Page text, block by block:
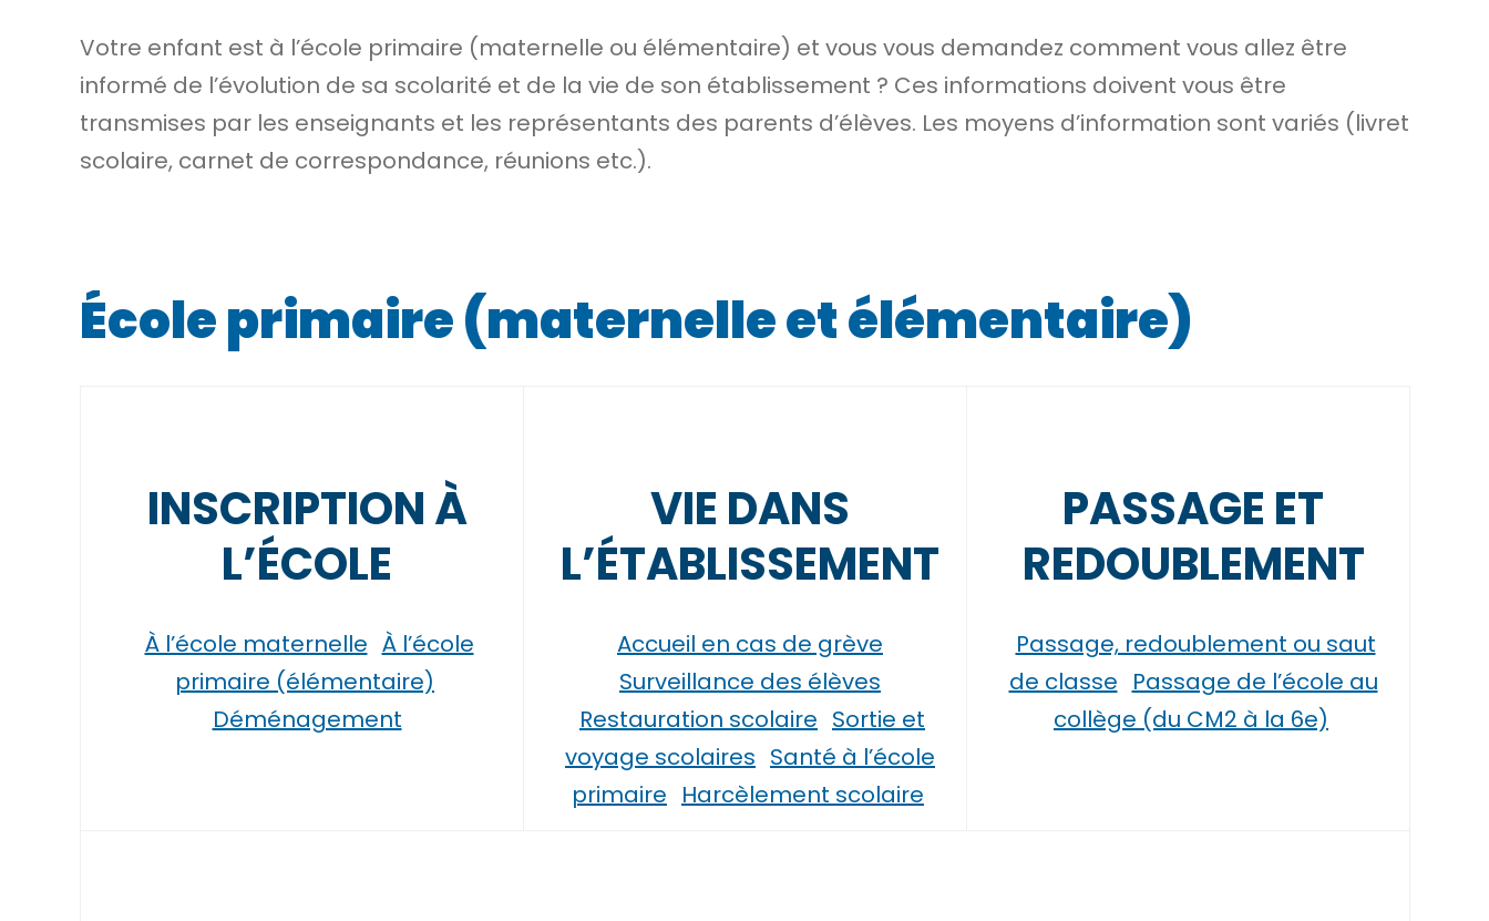
Votre enfant est à l’école primaire (maternelle ou élémentaire) et vous vous demandez comment vous allez être
informé de l’évolution de sa scolarité et de la vie de son établissement ? Ces informations doivent vous être
transmises par les enseignants et les représentants des parents d’élèves. Les moyens d’information sont variés (livret
scolaire, carnet de correspondance, réunions etc.).
École primaire (maternelle et élémentaire)
INSCRIPTION À
L’ÉCOLE
À l’école maternelle À l’école
primaire (élémentaire)
Déménagement
VIE DANS
L’ÉTABLISSEMENT
Accueil en cas de grève
Surveillance des élèves
Restauration scolaire Sortie et
voyage scolaires Santé à l’école
primaire Harcèlement scolaire
PASSAGE ET
REDOUBLEMENT
Passage, redoublement ou saut
de classe Passage de l’école au
collège (du CM2 à la 6e)